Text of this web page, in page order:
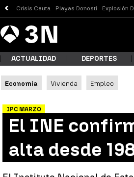
Crisis Ceuta Playas Donosti Explosión
Antena
3 Noticias
ACTUALIDAD DEPORTES
Economía Vivienda Empleo
IPC MARZO
El INE
alta desde